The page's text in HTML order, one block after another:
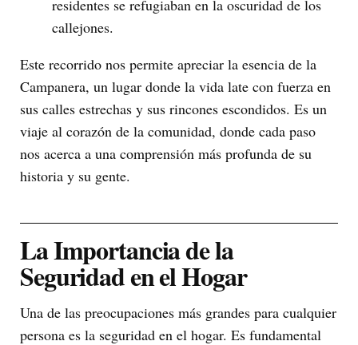
residentes se refugiaban en la oscuridad de los
callejones.
Este recorrido nos permite apreciar la esencia de la
Campanera, un lugar donde la vida late con fuerza en
sus calles estrechas y sus rincones escondidos. Es un
viaje al corazón de la comunidad, donde cada paso
nos acerca a una comprensión más profunda de su
historia y su gente.
La Importancia de la
Seguridad en el Hogar
Una de las preocupaciones más grandes para cualquier
persona es la seguridad en el hogar. Es fundamental